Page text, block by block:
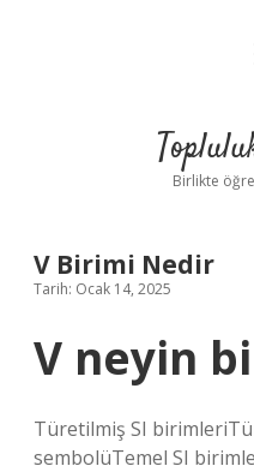
Birlikte
V Birimi Nedir
Tarih: Ocak 14, 2025
V neyin
Türetilmiş SI
sembolüTemel SI